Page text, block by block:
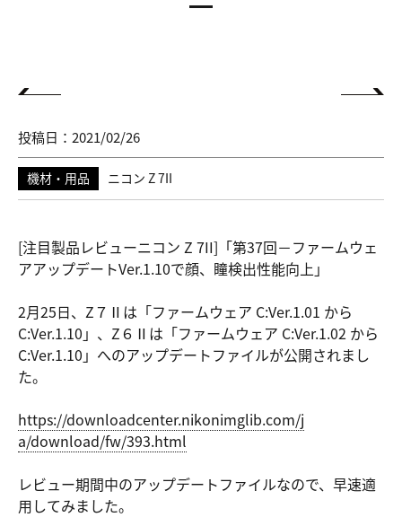
投稿日：2021/02/26
機材・用品 ニコン Z 7II
[注目製品レビューニコン Z 7II]「第37回－ファームウェ
アアップデートVer.1.10で顔、瞳検出性能向上」
2月25日、Z７Ⅱは「ファームウェア C:Ver.1.01 から
C:Ver.1.10」、Z６Ⅱは「ファームウェア C:Ver.1.02 から
C:Ver.1.10」へのアップデートファイルが公開されまし
た。
https://downloadcenter.nikonimglib.com/j
a/download/fw/393.html
レビュー期間中のアップデートファイルなので、早速適
用してみました。